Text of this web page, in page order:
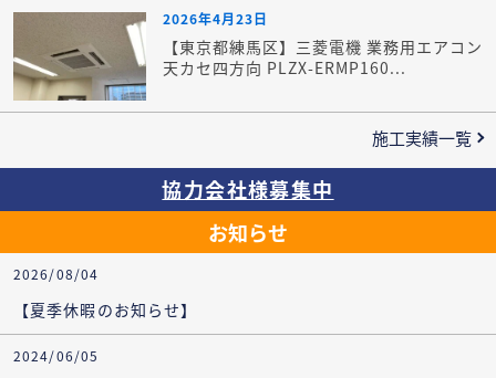
2026年4月23日
【東京都練馬区】三菱電機 業務用エアコン
天カセ四方向 PLZX-ERMP160...
施工実績一覧
協力会社様募集中
お知らせ
2026/08/04
【夏季休暇のお知らせ】
2024/06/05